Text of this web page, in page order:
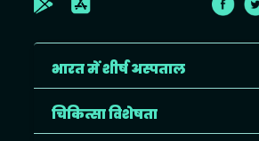
भारत में शीर्ष अस्पताल
चिकित्सा विशेषता